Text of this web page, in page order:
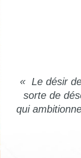
« Le désir
sorte de
qui